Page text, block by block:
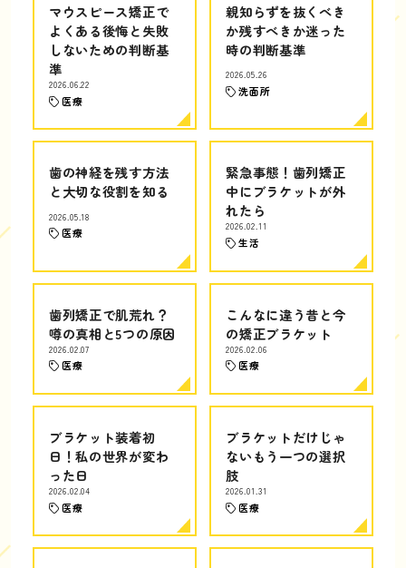
マウスピース矯正で
よくある後悔と失敗
しないための判断基
準
2026.06.22
医療
親知らずを抜くべき
か残すべきか迷った
時の判断基準
2026.05.26
洗面所
歯の神経を残す方法
と大切な役割を知る
2026.05.18
医療
緊急事態！歯列矯正
中にブラケットが外
れたら
2026.02.11
生活
歯列矯正で肌荒れ？
噂の真相と5つの原因
2026.02.07
医療
こんなに違う昔と今
の矯正ブラケット
2026.02.06
医療
ブラケット装着初
日！私の世界が変わ
った日
2026.02.04
医療
ブラケットだけじゃ
ないもう一つの選択
肢
2026.01.31
医療